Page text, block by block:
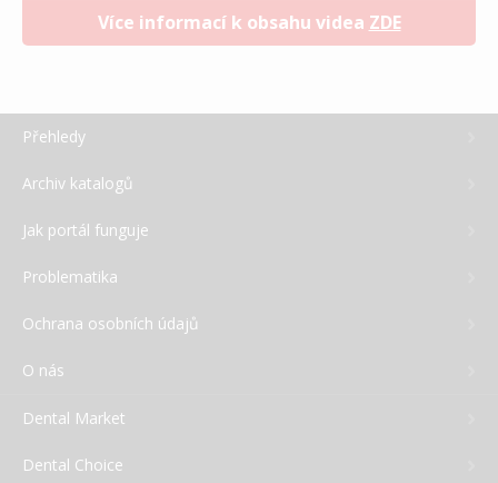
Více informací k obsahu videa ZDE
Přehledy
Archiv katalogů
Jak portál funguje
Problematika
Ochrana osobních údajů
O nás
Dental Market
Dental Choice